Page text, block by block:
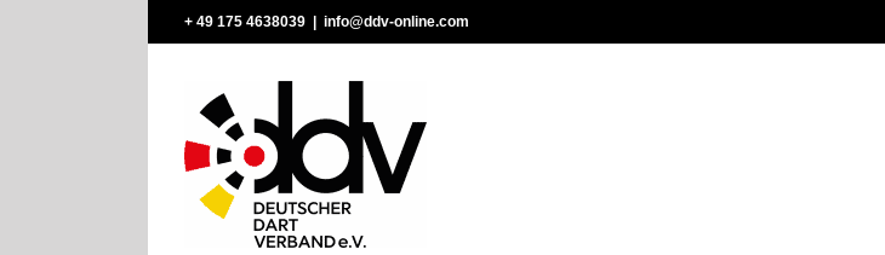
‭+ 49 175 4638039‬ | info@ddv-online.com